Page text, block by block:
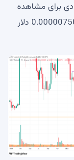
برای مشاهده
اصلاحات مداوم به سمت سطح متوسط ​​0.00000750 دلار